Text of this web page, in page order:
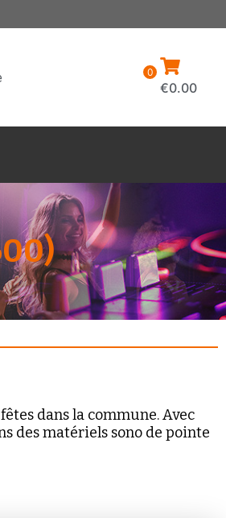
0
€0.00
dans la commune. Avec
des matériels sono de pointe